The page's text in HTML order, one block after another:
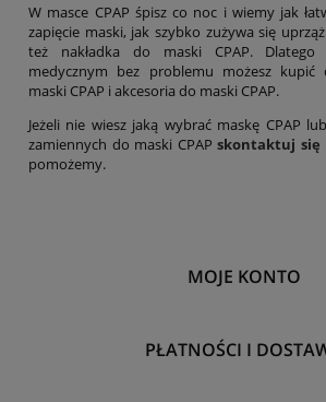
W masce CPAP śpisz co noc i wiemy jak
zapięcie maski, jak szybko zużywa się
też nakładka do maski CPAP.
medycznym bez problemu możesz kupić
maski CPAP i akcesoria do maski CPAP.
Jeżeli nie wiesz jaką wybrać maskę CPAP
zamiennych do maski CPAPskontaktuj się
pomożemy.
MOJE KONTO
PŁATNOŚCI I